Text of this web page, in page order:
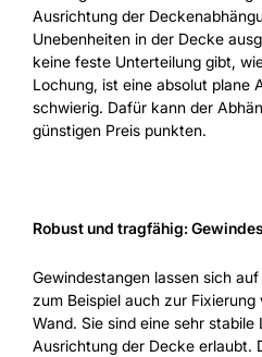
Ausrichtung der
Unebenheiten in der Decke
keine feste Unterteilung gibt,
Lochung, ist eine absolut plane
schwierig. Dafür kann der
günstigen Preis punkten.
Robust und tragfähig:
Gewindestangen lassen sich
zum Beispiel auch zur
Wand. Sie sind eine sehr
Ausrichtung der Decke erlaubt.